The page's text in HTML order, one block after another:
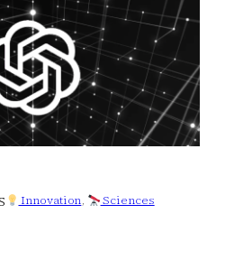
Innovation, Sciences